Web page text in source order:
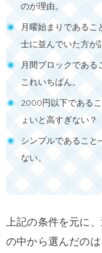
のが理由。
月曜始まりである
士に並んでいた方が
月間ブロックである
これいちばん。
2000円以下である
ょいと高すぎない？
シンプルであること
ない。
上記の条件を元に
の中から選んだの